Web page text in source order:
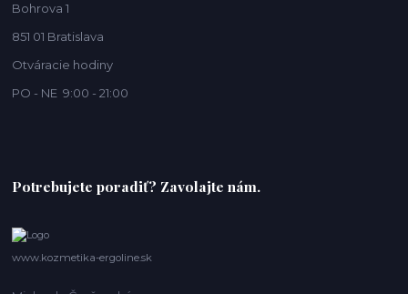
Bohrova 1
851 01 Bratislava
Otváracie hodiny
PO - NE 9:00 - 21:00
Potrebujete poradiť? Zavolajte nám.
www.kozmetika-ergoline.sk